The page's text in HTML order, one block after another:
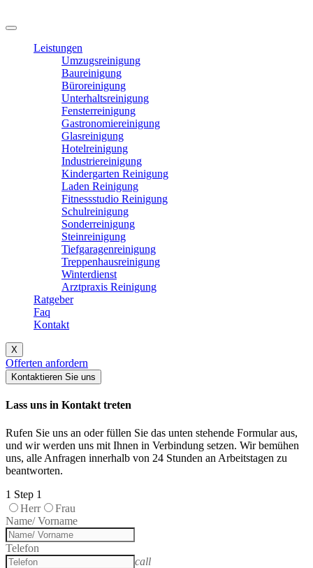
Leistungen
Umzugsreinigung
Baureinigung
Büroreinigung
Unterhaltsreinigung
Fensterreinigung
Gastronomiereinigung
Glasreinigung
Hotelreinigung
Industriereinigung
Kindergarten Reinigung
Laden Reinigung
Fitnessstudio Reinigung
Schulreinigung
Sonderreinigung
Steinreinigung
Tiefgaragenreinigung
Treppenhausreinigung
Winterdienst
Arztpraxis Reinigung
Ratgeber
Faq
Kontakt
X
Offerten anfordern
Kontaktieren Sie uns
Lass uns in Kontakt treten
Rufen Sie uns an oder füllen Sie das unten stehende Formular aus,
und wir werden uns mit Ihnen in Verbindung setzen. Wir bemühen
uns, alle Anfragen innerhalb von 24 Stunden an Arbeitstagen zu
beantworten.
1 Step 1
Herr
Frau
Name/ Vorname
Telefon
call